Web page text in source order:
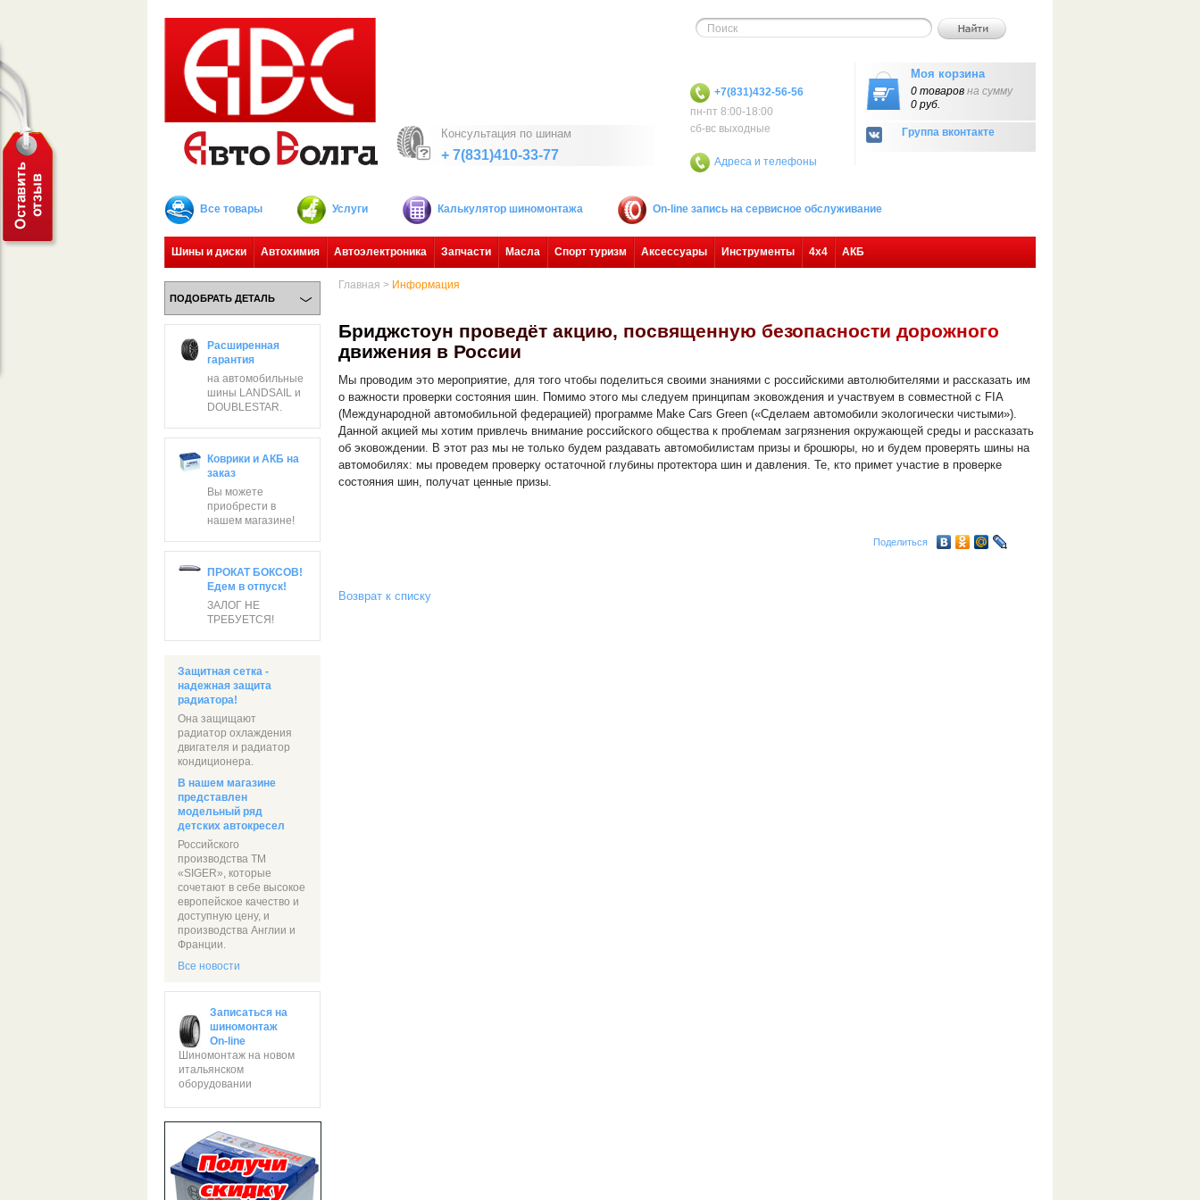
Консультация по шинам
+ 7(831)410-33-77
+7(831)432-56-56
пн-пт 8:00-18:00
сб-вс выходные
Адреса и телефоны
Группа вконтакте
Моя корзина
0 товаров на сумму
0 руб.
Все товары Услуги Калькулятор шиномонтажа On-line запись на сервисное обслуживание
Шины и диски Автохимия Автоэлектроника Запчасти Масла Спорт туризм Аксессуары Инструменты 4х4 АКБ
ПОДОБРАТЬ ДЕТАЛЬ
Расширенная
гарантия
на автомобильные
шины LANDSAIL и
DOUBLESTAR.
Коврики и АКБ на
заказ
Вы можете
приобрести в
нашем магазине!
ПРОКАТ БОКСОВ!
Едем в отпуск!
ЗАЛОГ НЕ
ТРЕБУЕТСЯ!
Защитная сетка -
надежная защита
радиатора!
Она защищают
радиатор охлаждения
двигателя и радиатор
кондиционера.
В нашем магазине
представлен
модельный ряд
детских автокресел
Российского
производства ТМ
«SIGER», которые
сочетают в себе высокое
европейское качество и
доступную цену, и
производства Англии и
Франции.
Все новости
Записаться на
шиномонтаж
On-line
Шиномонтаж на новом
итальянском
оборудовании
Главная > Информация
Бриджстоун проведёт акцию, посвященную безопасности дорожного
движения в России
Мы проводим это мероприятие, для того чтобы поделиться своими знаниями с российскими автолюбителями и рассказать им
о важности проверки состояния шин. Помимо этого мы следуем принципам эковождения и участвуем в совместной с FIA
(Международной автомобильной федерацией) программе Make Cars Green («Сделаем автомобили экологически чистыми»).
Данной акцией мы хотим привлечь внимание российского общества к проблемам загрязнения окружающей среды и рассказать
об эковождении. В этот раз мы не только будем раздавать автомобилистам призы и брошюры, но и будем проверять шины на
автомобилях: мы проведем проверку остаточной глубины протектора шин и давления. Те, кто примет участие в проверке
состояния шин, получат ценные призы.
Поделиться
Возврат к списку